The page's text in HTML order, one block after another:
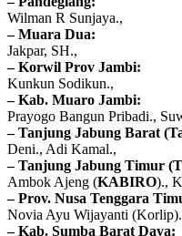
Wilman R Sunjaya.,
– Muara Dua:
Jakpar, SH.,
– Korwil Prov Jambi:
Kunkun Sodikun.,
– Kab. Muaro Jambi:
Prayogo Bangun Pribadi.,
– Tanjung Jabung Barat
Deni., Adi Kamal.,
– Tanjung Jabung Timur
Ambok Ajeng (KABIRO).,
– Prov. Nusa Tenggara
Novia Ayu Wijayanti
– Kab. Sumba Barat Daya: